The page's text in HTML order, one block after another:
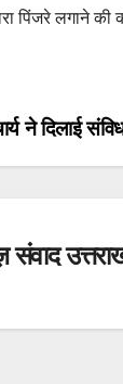
पिंजरे लगाने की
ने दिलाई
संवाद